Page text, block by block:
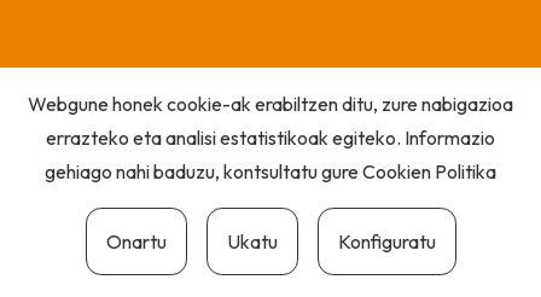
Webgune honek cookie-ak erabiltzen ditu, zure nabigazioa
errazteko eta analisi estatistikoak egiteko. Informazio
gehiago nahi baduzu, kontsultatu gureCookien Politika
Onartu Ukatu Konfiguratu